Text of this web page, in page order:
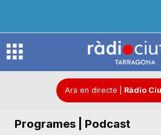
R
d
Ara en directe Ràdio
Programes | Podcast